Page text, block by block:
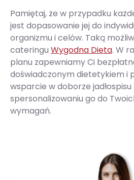
Pamiętaj, że w przypadku
jest dopasowanie jej do
organizmu i celów. Taką
cateringu Wygodna Dieta. W
planu zapewniamy Ci
doświadczonym dietetykiem i
wsparcie w doborze jadłospisu
spersonalizowaniu go do
wymagań.